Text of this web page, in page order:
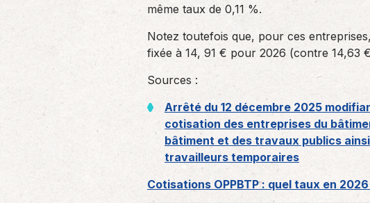
même taux de 0,11 %.
Notez toutefois que, pour ces
fixée à 14, 91 € pour 2026 (contre 14,63
Sources :
Arrêté du 12 décembre 2025
cotisation des entreprises du
bâtiment et des travaux publics
travailleurs temporaires
Cotisations OPPBTP : quel taux en 2026